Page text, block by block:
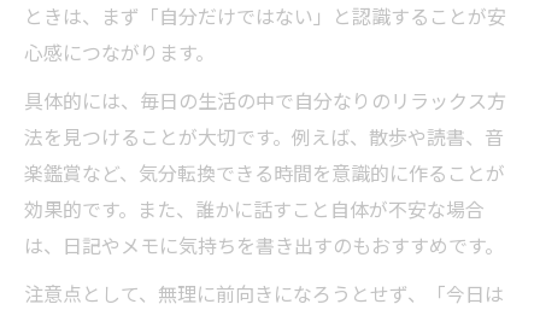
ときは、まず「自分だけではない」と認識することが安
心感につながります。
具体的には、毎日の生活の中で自分なりのリラックス方
法を見つけることが大切です。例えば、散歩や読書、音
楽鑑賞など、気分転換できる時間を意識的に作ることが
効果的です。また、誰かに話すこと自体が不安な場合
は、日記やメモに気持ちを書き出すのもおすすめです。
注意点として、無理に前向きになろうとせず、「今日は